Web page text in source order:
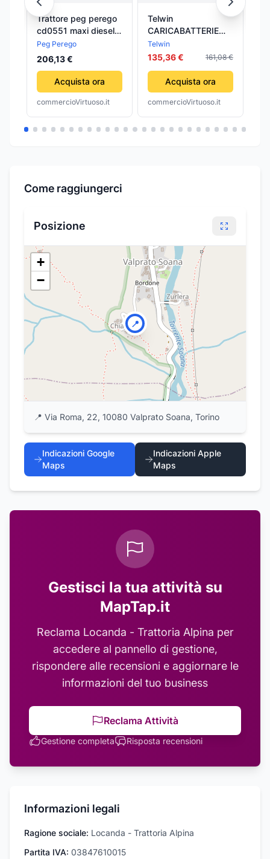
Trattore peg perego
cd0551 maxi diesel
tractor
Peg Perego
206,13 €
Acquista ora
commercioVirtuoso.it
Telwin
CARICABATTERIE
Telwin
135,36 € 161,08 €
Acquista ora
commercioVirtuoso.it
Come raggiungerci
Posizione
📍
+
−
📍 Via Roma, 22, 10080 Valprato Soana, Torino
Indicazioni Google
Maps
Indicazioni Apple
Maps
Gestisci la tua attività su
MapTap.it
Reclama Locanda - Trattoria Alpina per
accedere al pannello di gestione,
rispondere alle recensioni e aggiornare le
informazioni del tuo business
Reclama Attività
Gestione completa Risposta recensioni
Informazioni legali
Ragione sociale: Locanda - Trattoria Alpina
Partita IVA: 03847610015